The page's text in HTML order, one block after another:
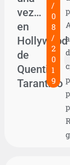
vez…
en
Hollywood
de
Quentin
Tarantino
/
0
8
/
2
0
1
9